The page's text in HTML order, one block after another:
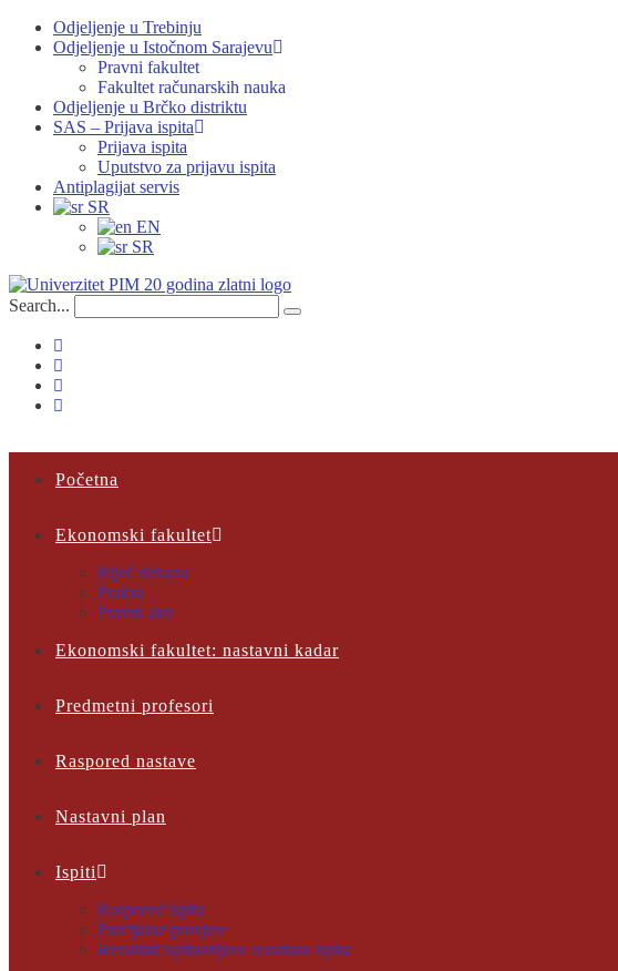
Odjeljenje u Trebinju
Odjeljenje u Istočnom Sarajevu
Pravni fakultet
Fakultet računarskih nauka
Odjeljenje u Brčko distriktu
SAS – Prijava ispita
Prijava ispita
Uputstvo za prijavu ispita
Antiplagijat servis
SR
EN
SR
Search...
Početna
Ekonomski fakultet
Riječ dekana
Praksa
Pravni akti
Ekonomski fakultet: nastavni kadar
Predmetni profesori
Raspored nastave
Nastavni plan
Ispiti
Raspored ispita
Parcijalne provjere
Rezultati ispitaobjave rezultata ispita